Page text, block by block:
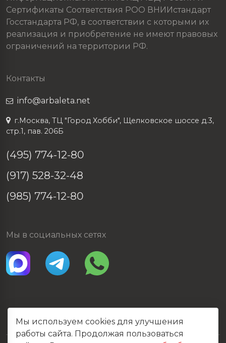
Сертификаты Соответствия РОО ВНИИстандарт
Госстандарта РФ, в соответствии с которыми их
реализация и приобретение не имеют правовых
ограничений на территории РФ.
Контакты
info@arbaleta.net
г.Москва, ТЦ "Город Хобби", Щелковское шоссе д.3,
стр.1, пав. 206Б
(495) 774-12-80
(917) 528-32-48
(985) 774-12-80
Мы в социальных сетях
Мы используем cookies для улучшения
работы сайта. Продолжая пользоваться